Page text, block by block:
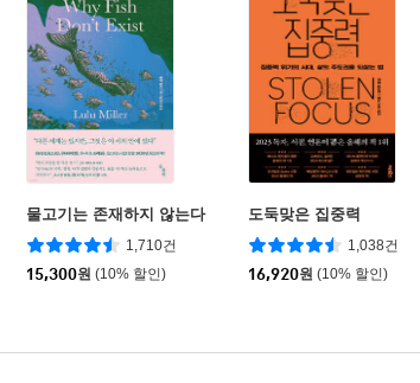
물고기는 존재하지 않는다
1,710건
15,300원 (10% 할인)
도둑맞은 집중력
1,038건
16,920원 (10% 할인)